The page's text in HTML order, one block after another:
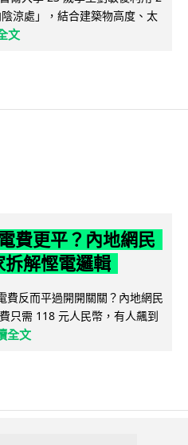
涼處」，結合建築物高度、太
文
費更平？內地網民
拆解慳電邏輯
費反而平過開開關關？內地網民
只需 118 元人民幣，有人飆到
全文